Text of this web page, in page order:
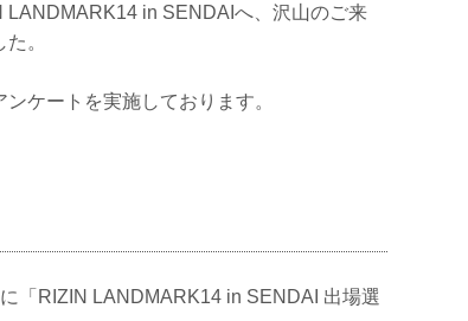
in SENDAIへ、沢山のご来
。
ケートを実施しております。
「RIZIN LANDMARK14 in SENDAI 出場選